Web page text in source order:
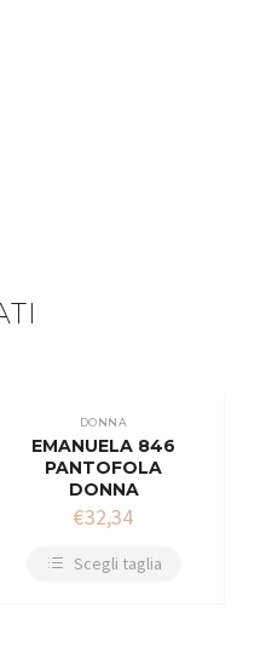
DONNA
EMANUELA 846
PANTOFOLA
DONNA
€32,34
Scegli taglia